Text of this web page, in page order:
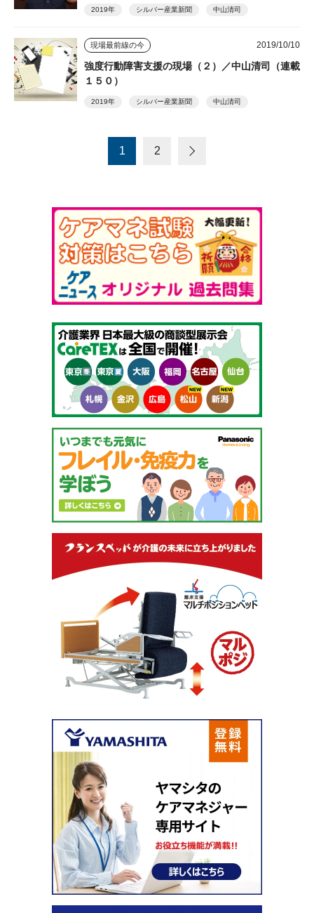
2019年 シルバー産業新聞 中山清司
現場最前線の今 2019/10/10
強度行動障害支援の現場（２）／中山清司（連載
１５０）
2019年 シルバー産業新聞 中山清司
1 2